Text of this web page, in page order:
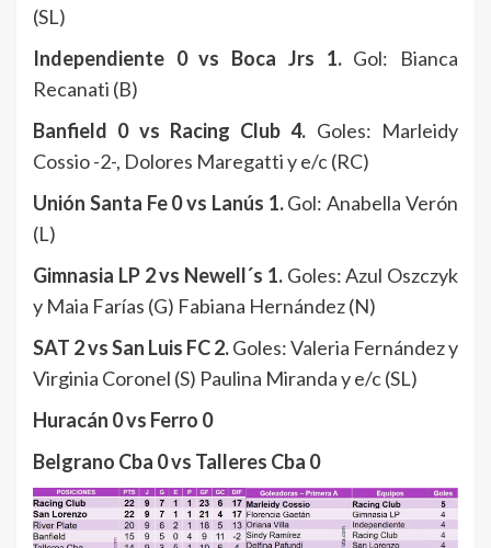
(SL)
Independiente 0 vs Boca Jrs 1.Gol: Bianca
Recanati (B)
Banfield 0 vs Racing Club 4. Goles: Marleidy
Cossio -2-, Dolores Maregatti y e/c (RC)
Unión Santa Fe 0 vs Lanús 1.Gol: Anabella Verón
(L)
Gimnasia LP 2 vs Newell´s 1.Goles: Azul Oszczyk
y Maia Farías (G) Fabiana Hernández (N)
SAT 2 vs San Luis FC 2.Goles: Valeria Fernández y
Virginia Coronel (S) Paulina Miranda y e/c (SL)
Huracán 0 vs Ferro 0
Belgrano Cba 0 vs Talleres Cba 0